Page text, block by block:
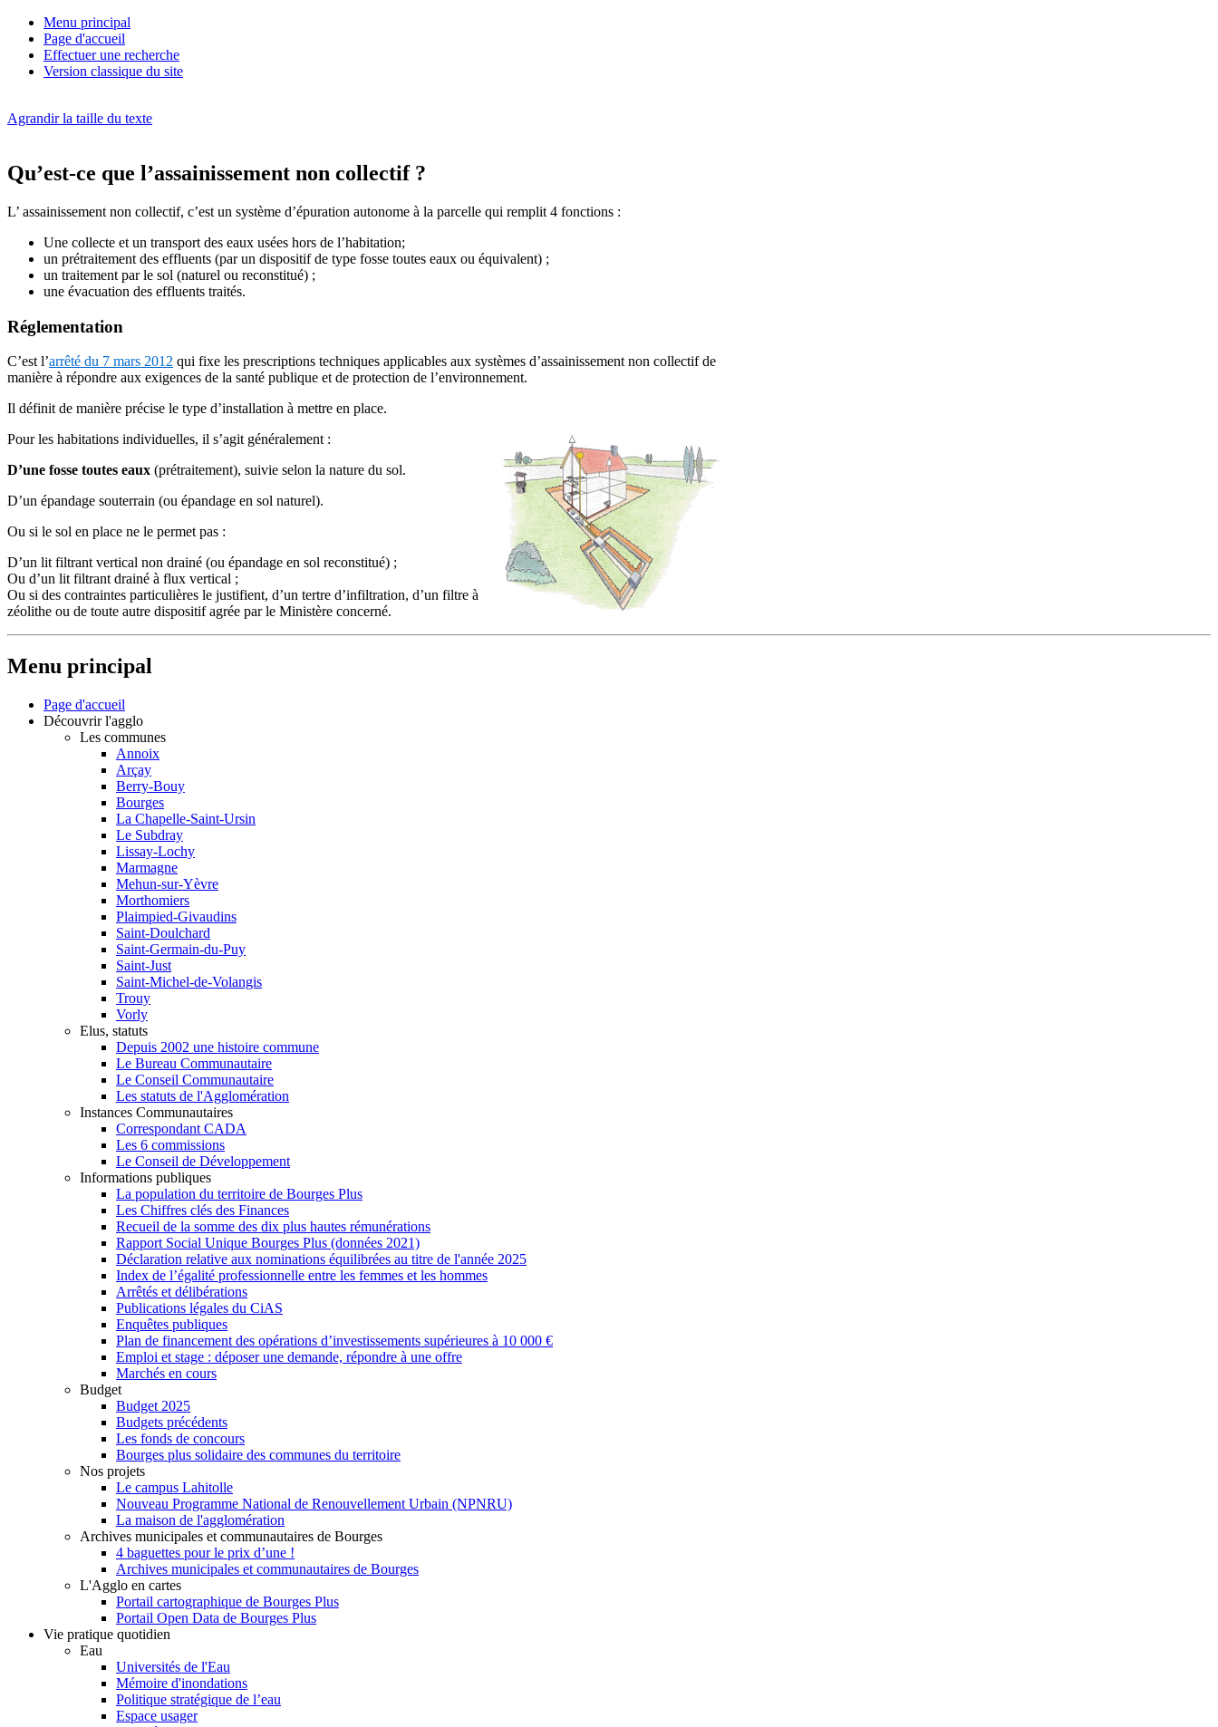
Menu principal
Page d'accueil
Effectuer une recherche
Version classique du site
Agrandir la taille du texte
Qu’est-ce que l’assainissement non collectif ?
L’ assainissement non collectif, c’est un système d’épuration autonome à la parcelle qui remplit 4 fonctions :
Une collecte et un transport des eaux usées hors de l’habitation;
un prétraitement des effluents (par un dispositif de type fosse toutes eaux ou équivalent) ;
un traitement par le sol (naturel ou reconstitué) ;
une évacuation des effluents traités.
Réglementation
C’est l’arrêté du 7 mars 2012 qui fixe les prescriptions techniques applicables aux systèmes d’assainissement non collectif de
manière à répondre aux exigences de la santé publique et de protection de l’environnement.
Il définit de manière précise le type d’installation à mettre en place.
Pour les habitations individuelles, il s’agit généralement :
D’une fosse toutes eaux (prétraitement), suivie selon la nature du sol.
D’un épandage souterrain (ou épandage en sol naturel).
Ou si le sol en place ne le permet pas :
D’un lit filtrant vertical non drainé (ou épandage en sol reconstitué) ;
Ou d’un lit filtrant drainé à flux vertical ;
Ou si des contraintes particulières le justifient, d’un tertre d’infiltration, d’un filtre à
zéolithe ou de toute autre dispositif agrée par le Ministère concerné.
Menu principal
Page d'accueil
Découvrir l'agglo
Les communes
Annoix
Arçay
Berry-Bouy
Bourges
La Chapelle-Saint-Ursin
Le Subdray
Lissay-Lochy
Marmagne
Mehun-sur-Yèvre
Morthomiers
Plaimpied-Givaudins
Saint-Doulchard
Saint-Germain-du-Puy
Saint-Just
Saint-Michel-de-Volangis
Trouy
Vorly
Elus, statuts
Depuis 2002 une histoire commune
Le Bureau Communautaire
Le Conseil Communautaire
Les statuts de l'Agglomération
Instances Communautaires
Correspondant CADA
Les 6 commissions
Le Conseil de Développement
Informations publiques
La population du territoire de Bourges Plus
Les Chiffres clés des Finances
Recueil de la somme des dix plus hautes rémunérations
Rapport Social Unique Bourges Plus (données 2021)
Déclaration relative aux nominations équilibrées au titre de l'année 2025
Index de l’égalité professionnelle entre les femmes et les hommes
Arrêtés et délibérations
Publications légales du CiAS
Enquêtes publiques
Plan de financement des opérations d’investissements supérieures à 10 000 €
Emploi et stage : déposer une demande, répondre à une offre
Marchés en cours
Budget
Budget 2025
Budgets précédents
Les fonds de concours
Bourges plus solidaire des communes du territoire
Nos projets
Le campus Lahitolle
Nouveau Programme National de Renouvellement Urbain (NPNRU)
La maison de l'agglomération
Archives municipales et communautaires de Bourges
4 baguettes pour le prix d’une !
Archives municipales et communautaires de Bourges
L'Agglo en cartes
Portail cartographique de Bourges Plus
Portail Open Data de Bourges Plus
Vie pratique quotidien
Eau
Universités de l'Eau
Mémoire d'inondations
Politique stratégique de l’eau
Espace usager